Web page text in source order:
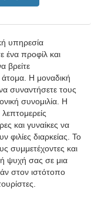
υπηρεσία
ένα προφίλ και
βρείτε
άτομα. Η μοναδική
συναντήσετε τους
συνομιλία. Η
και γυναίκες να
φιλίες διαρκείας. Το
συμμετέχοντες και
ψυχή σας σε μια
στον ιστότοπο